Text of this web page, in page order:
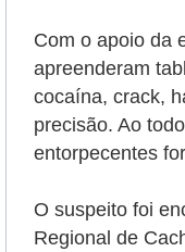
Com o apoio da
apreenderam
cocaína, crack,
precisão. Ao
entorpecentes
O suspeito foi
Regional de